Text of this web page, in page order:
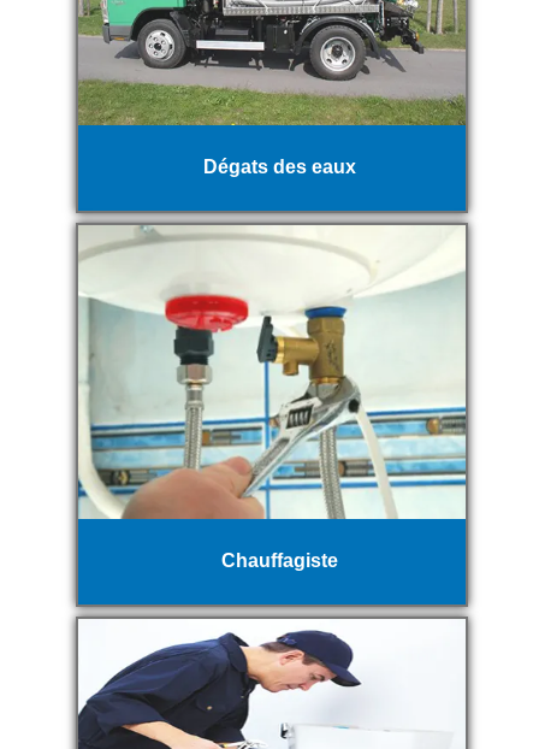
Dégats des eaux
Chauffagiste